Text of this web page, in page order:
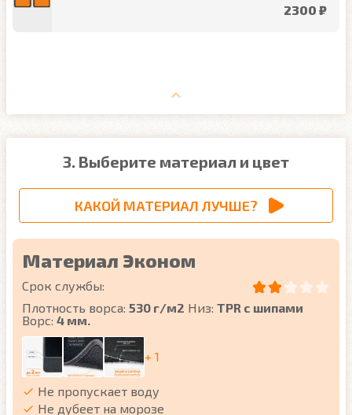
2300 ₽
3. Выберите материал и цвет
КАКОЙ МАТЕРИАЛ ЛУЧШЕ?
Материал Эконом
Срок службы:
Плотность ворса: 530 г/м2 Низ: TPR с шипами
Ворс: 4 мм.
+ 1
Не пропускает воду
Не дубеет на морозе